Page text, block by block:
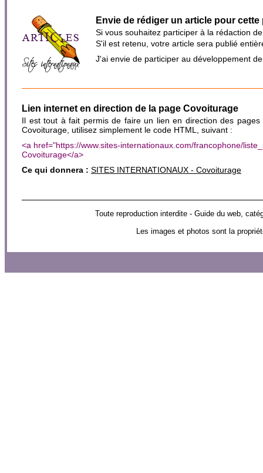
Envie de rédiger un article pour cette
Si vous souhaitez participer à la rédaction
S'il est retenu, votre article sera publié
J'ai envie de participer au développement
Lien internet en direction de la page Covoiturage
Il est tout à fait permis de faire un lien en direction des
Covoiturage, utilisez simplement le code HTML, suivant :
<a href="https://www.sites-internationaux.com/francophone/
Covoiturage</a>
Ce qui donnera : SITES INTERNATIONAUX - Covoiturage
Toute reproduction interdite - Guide du web,
Les images et photos sont la